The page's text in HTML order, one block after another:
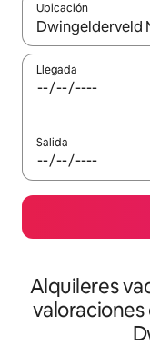
Ubicación
Cuando los
Llegada
Salida
Alquileres